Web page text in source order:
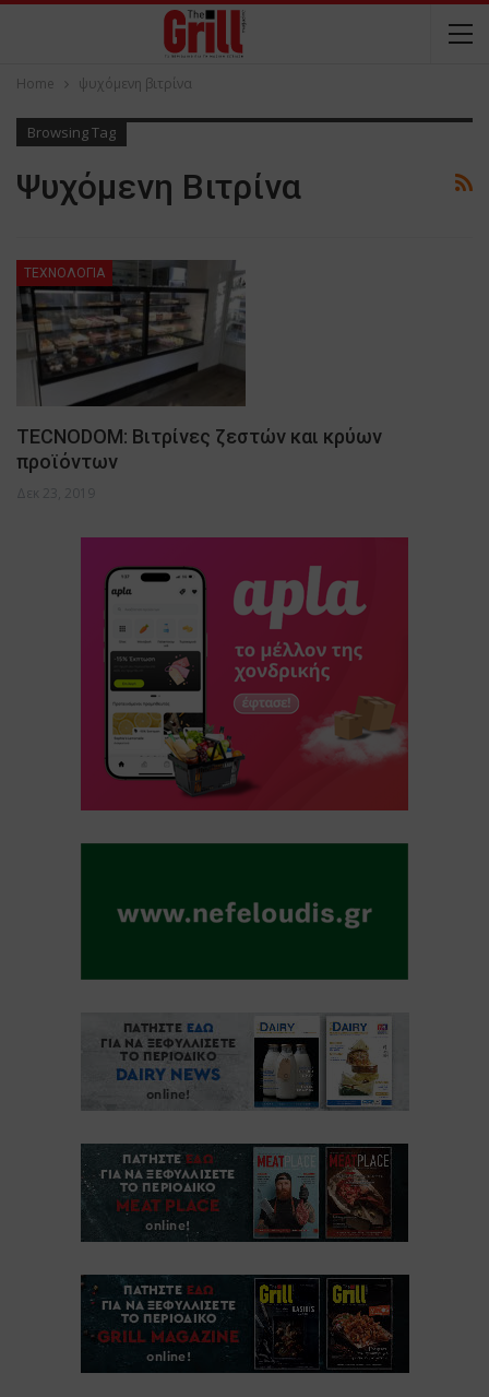
Home ψυχόμενη βιτρίνα
Browsing Tag
Ψυχόμενη Βιτρίνα
ΤΕΧΝΟΛΟΓΙΑ
TECNODOM: Βιτρίνες ζεστών και κρύων
προϊόντων
Δεκ 23, 2019